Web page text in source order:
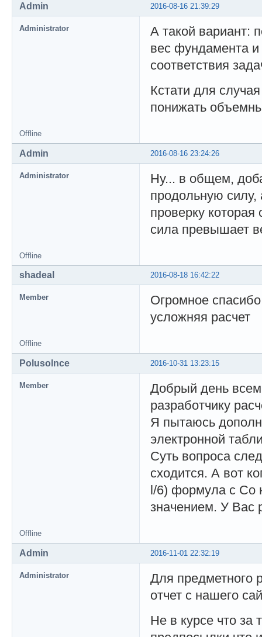
2016-08-16 21:39:29
Admin
Administrator
А такой вариант:
вес фундамента и
соответствия
Кстати для
понижать
Offline
2016-08-16 23:24:26
Admin
Administrator
Ну... в общем,
продольную силу,
проверку
сила превышает
Offline
2016-08-18 16:42:22
shadeal
Member
Огромное
усложняя расчет
Offline
2016-10-31 13:23:15
Polusolnce
Member
Добрый день
разработчику
Я пытаюсь
электронной
Суть вопроса
сходится. А вот
l/6) формула с Со
значением. У Вас
Offline
2016-11-01 22:32:19
Admin
Administrator
Для предметного
отчет с нашего
Не в курсе что за